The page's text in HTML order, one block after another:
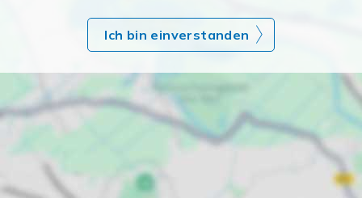
Ich bin einverstanden